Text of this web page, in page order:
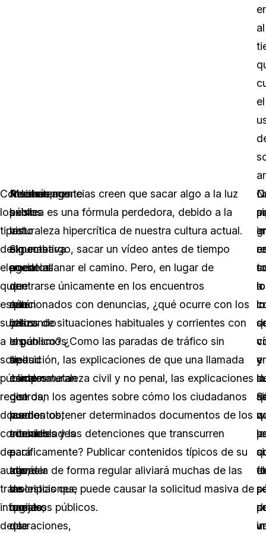
al
el
Consideremos
los
tipos
de
elementos
que
están
sujetos
a
solicitud
pública:
registros,
documentos,
contenido
de
audio,
transcripciones,
informes,
declaraciones,
Además,
existe
la
expectativa
social
de
que
los
organismos
se
comprometan
con
las
comunidades
a
través
de
canales
de
Recientemente
hemos
visto
algunas
agencias
que
están
utilizando
los
tres
canales
de
medios
sociales
para
atender
las
quejas
que
Muchas agencias creen que sacar algo a la luz
pública es una fórmula perdedora, debido a la
naturaleza hipercrítica de nuestra cultura actual.
Sin embargo, sacar un vídeo antes de tiempo
puede allanar el camino. Pero, en lugar de
centrarse únicamente en los encuentros
relacionados con denuncias, ¿qué ocurre con los
casos de situaciones habituales y corrientes con
el público? ¿Como las paradas de tráfico sin
oposición, las explicaciones de que una llamada
es de naturaleza civil y no penal, las explicaciones
que dan los agentes sobre cómo los ciudadanos
pueden obtener determinados documentos de los
tribunales y las detenciones que transcurren
pacíficamente? Publicar contenidos típicos de su
agencia de forma regular aliviará muchas de las
molestias que puede causar la solicitud masiva de
registros públicos.
el
y
a
lo
y
lo
si